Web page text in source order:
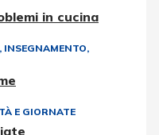
in cucina
, INSEGNAMENTO,
E GIORNATE